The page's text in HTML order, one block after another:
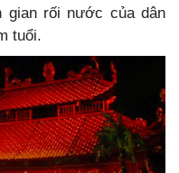
gian rối nước của dân
tuổi.